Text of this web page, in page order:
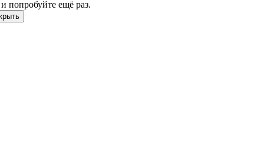
попробуйте ещё раз.